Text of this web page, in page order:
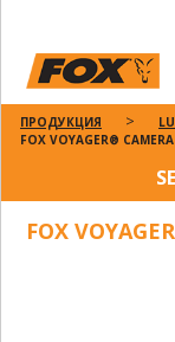
ПРОДУКЦИЯ
FOX VOYAGER®
FOX